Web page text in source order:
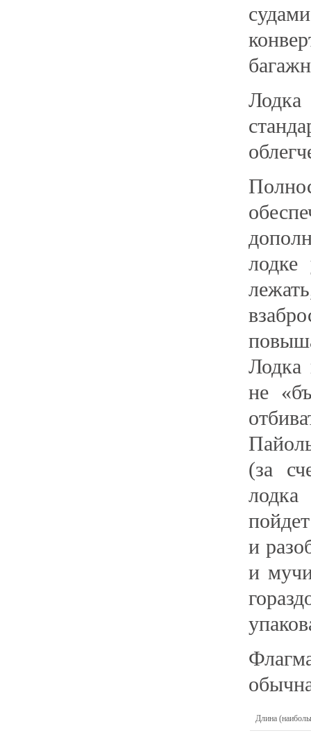
лодке
Лодка
не
(за
и
и
Длина